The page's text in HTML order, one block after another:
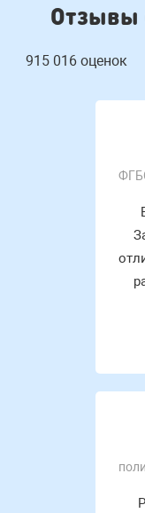
Отзывы
915 016 оценок